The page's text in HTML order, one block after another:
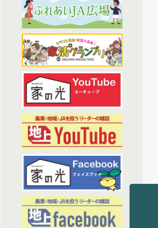
2023年5月配信(6)
2023年6月配信(5)
2023年7月配信(6)
2023年8月配信(6)
2023年9月配信(6)
2023年10月配信(6)
2023年11月配信
2023年12月配信(6)
2024年配信 (70)
2024年1月配信 (6)
2024年2月配信(7)
2024年3月配信(6)
2024年4月配信(6)
2024年5月配信 (6)
あなたの声をお寄せください(1)
その他(1)
アーカイブ(7)
現代に語り継ぐ賀川豊彦とハル
トップ対談アーカイブ(1)